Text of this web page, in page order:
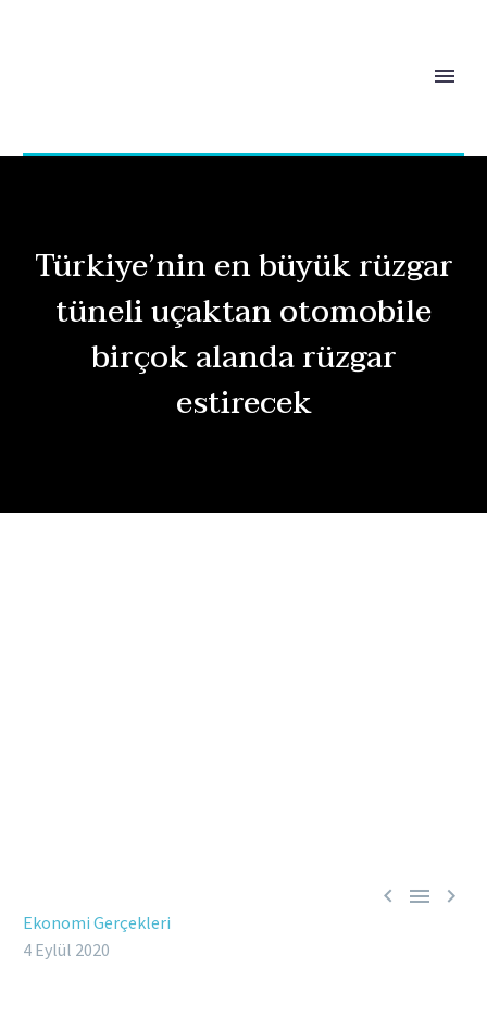
Türkiye’nin en büyük rüzgar
tüneli uçaktan otomobile
birçok alanda rüzgar
estirecek
  
Ekonomi Gerçekleri
4 Eylül 2020